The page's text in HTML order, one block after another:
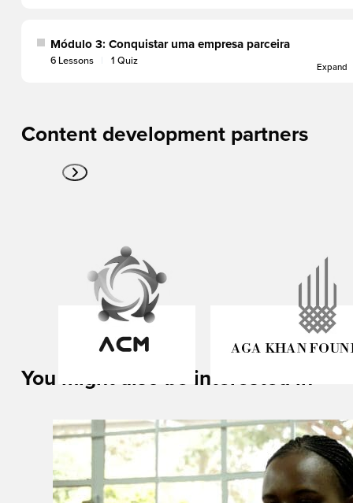
Módulo 3: Conquistar uma empresa parceira
6 Lessons 1 Quiz Expand
Content development partners
You might also be interested in